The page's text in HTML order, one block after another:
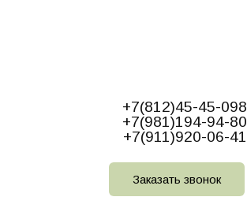
+7(812)45-45-098
+7(981)194-94-80
+7(911)920-06-41
Заказать звонок